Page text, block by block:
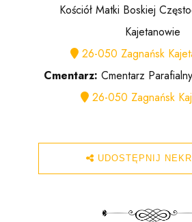
Kościół Matki Boskiej
Kajetanowie
26-050 Zagnańsk
Cmentarz: Cmentarz
26-050 Zagnańsk
UDOSTĘPNIJ